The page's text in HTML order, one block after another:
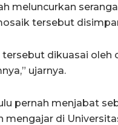
meluncurkan
tersebut
tersebut dikuasai
ujarnya.
pernah menjabat
mengajar di